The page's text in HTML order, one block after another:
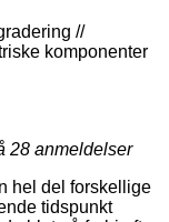
//
komponenter
28 anmeldelser
hel del forskellige
tidspunkt